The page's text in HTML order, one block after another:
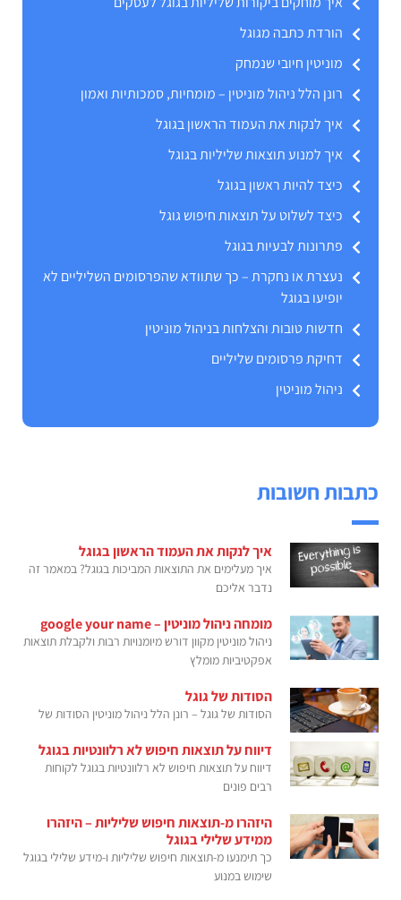
הורדת כתבה מגוגל
מוניטין חיובי שנמחק
רונן הלל ניהול מוניטין – מומחיות, סמכותיות ואמון
איך לנקות את העמוד הראשון בגוגל
איך למנוע תוצאות שליליות בגוגל
כיצד להיות ראשון בגוגל
כיצד לשלוט על תוצאות חיפוש גוגל
פתרונות לבעיות בגוגל
נעצרת או נחקרת – כך שתוודא שהפרסומים השליליים לא
יופיעו בגוגל
חדשות טובות והצלחות בניהול מוניטין
דחיקת פרסומים שליליים
ניהול מוניטין
כתבות חשובות
איך לנקות את העמוד הראשון בגוגל
איך מעלימים את התוצאות המביכות בגוגל? במאמר זה
נדבר אליכם
מומחה ניהול מוניטין – google your name
ניהול מוניטין מקוון דורש מיומנויות רבות ולקבלת תוצאות
אפקטיביות מומלץ
הסודות של גוגל
הסודות של גוגל – רונן הלל ניהול מוניטין הסודות של
דיווח על תוצאות חיפוש לא רלוונטיות בגוגל
דיווח על תוצאות חיפוש לא רלוונטיות בגוגל לקוחות
רבים פונים
היזהרו מ-תוצאות חיפוש שליליות – היזהרו
ממידע שלילי בגוגל
כך תימנעו מ-תוצאות חיפוש שליליות ו-מידע שלילי בגוגל
שימוש במנוע